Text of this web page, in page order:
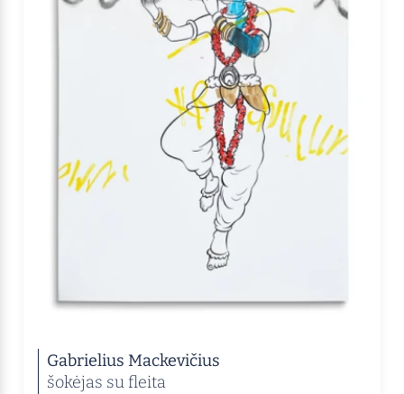
Gabrielius Mackevičius
šokėjas su fleita